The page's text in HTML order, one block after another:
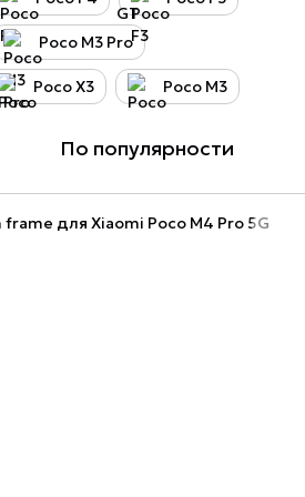
Poco M3 Pro
Poco X3 Poco M3
По популярности